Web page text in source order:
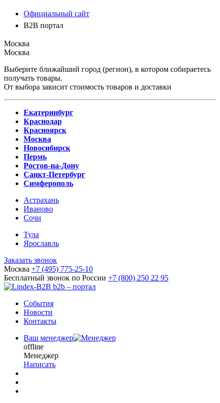
Официальный сайт
B2B портал
Москва
Москва
Выберите ближайший город (регион), в котором собираетесь
получать товары.
От выбора зависит стоимость товаров и доставки
Екатеринбург
Краснодар
Красноярск
Москва
Новосибирск
Пермь
Ростов-на-Дону
Санкт-Петербург
Симферополь
Астрахань
Иваново
Сочи
Тула
Ярославль
Заказать звонок
Москва +7 (495) 775-25-10
Бесплатный звонок по России +7 (800) 250 22 95
b2b – портал
События
Новости
Контакты
Ваш менеджер
offline
Менеджер
Написать